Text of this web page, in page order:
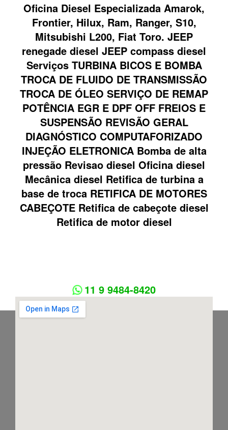
Oficina Diesel Especializada Amarok,
Frontier, Hilux, Ram, Ranger, S10,
Mitsubishi L200, Fiat Toro. JEEP
renegade diesel JEEP compass diesel
Serviços TURBINA BICOS E BOMBA
TROCA DE FLUIDO DE TRANSMISSÃO
TROCA DE ÓLEO SERVIÇO DE REMAP
POTÊNCIA EGR E DPF OFF FREIOS E
SUSPENSÃO REVISÃO GERAL
DIAGNÓSTICO COMPUTAFORIZADO
INJEÇÃO ELETRONICA Bomba de alta
pressão Revisao diesel Oficina diesel
Mecânica diesel Retifica de turbina a
base de troca RETIFICA DE MOTORES
CABEÇOTE Retifica de cabeçote diesel
Retifica de motor diesel
11 9 9484-8420